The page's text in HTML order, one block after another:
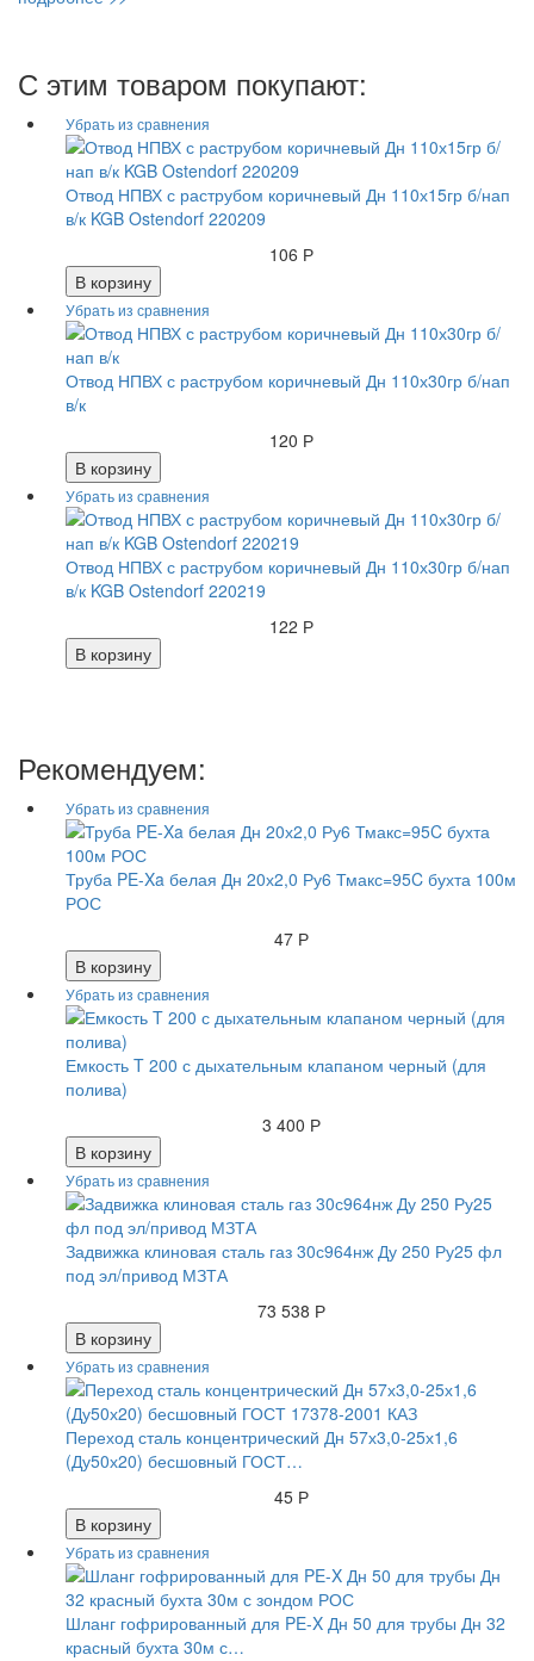
С этим товаром покупают:
Отвод НПВХ с раструбом коричневый Дн 110х15гр б/нап
в/к KGB Ostendorf 220209
106 Р
В корзину
Отвод НПВХ с раструбом коричневый Дн 110х30гр б/нап
в/к
120 Р
В корзину
Отвод НПВХ с раструбом коричневый Дн 110х30гр б/нап
в/к KGB Ostendorf 220219
122 Р
В корзину
Рекомендуем:
Труба PE-Xa белая Дн 20х2,0 Ру6 Тмакс=95C бухта 100м
РОС
47 Р
В корзину
Емкость T 200 с дыхательным клапаном черный (для
полива)
3 400 Р
В корзину
Задвижка клиновая сталь газ 30с964нж Ду 250 Ру25 фл
под эл/привод МЗТА
73 538 Р
В корзину
Переход сталь концентрический Дн 57х3,0-25х1,6
(Ду50х20) бесшовный ГОСТ…
45 Р
В корзину
Шланг гофрированный для PE-X Дн 50 для трубы Дн 32
красный бухта 30м с…